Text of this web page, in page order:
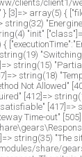
clients/
} [3]=> array(5)
"init"
string(15)
string(18)
Not Allowed"
[412]=>
Time-out"
string(35)
share/